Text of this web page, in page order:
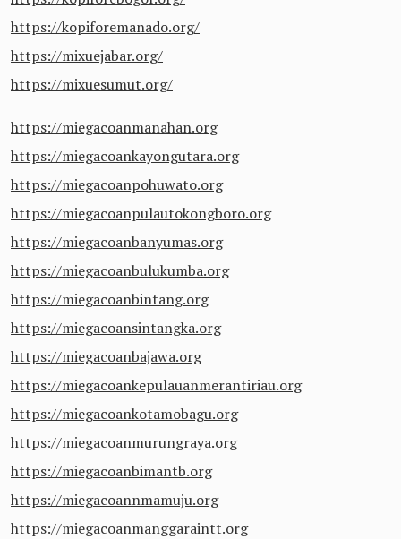
https://kopiforemanado.org/
https://mixuejabar.org/
https://mixuesumut.org/
https://miegacoanmanahan.org
https://miegacoankayongutara.org
https://miegacoanpohuwato.org
https://miegacoanpulautokongboro.org
https://miegacoanbanyumas.org
https://miegacoanbulukumba.org
https://miegacoanbintang.org
https://miegacoansintangka.org
https://miegacoanbajawa.org
https://miegacoankepulauanmerantiriau.org
https://miegacoankotamobagu.org
https://miegacoanmurungraya.org
https://miegacoanbimantb.org
https://miegacoannmamuju.org
https://miegacoanmanggaraintt.org